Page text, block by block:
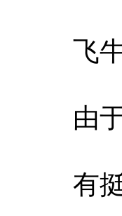
飞
由
有